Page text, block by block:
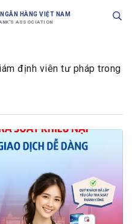
HÀNG VIỆT NAM
ASSOCIATION
định viên tư pháp trong